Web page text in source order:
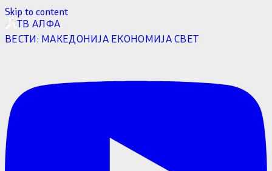
Skip to content
ТВ АЛФА
ВЕСТИ: МАКЕДОНИЈА ЕКОНОМИЈАСВЕТ